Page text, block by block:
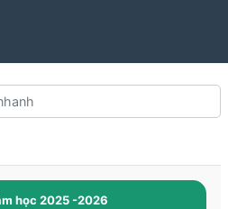
học 2025 -2026